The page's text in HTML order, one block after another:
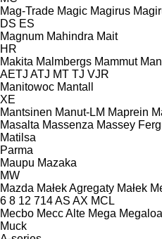
Mag-Trade Magic Magirus
DS ES
Magnum Mahindra Mait
HR
Makita Malmbergs Mammut
AETJ ATJ MT TJ VJR
Manitowoc Mantall
XE
Mantsinen Manut-LM Maprein
Masalta Massenza Massey
Matilsa
Parma
Maupu Mazaka
MW
Mazda Małek Agregaty Małek
6 8 12 714AS AX MCL
Mecbo Mecc Alte Mega
Muck